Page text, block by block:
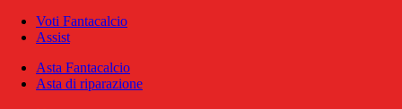
Voti Fantacalcio
Assist
Asta Fantacalcio
Asta di riparazione